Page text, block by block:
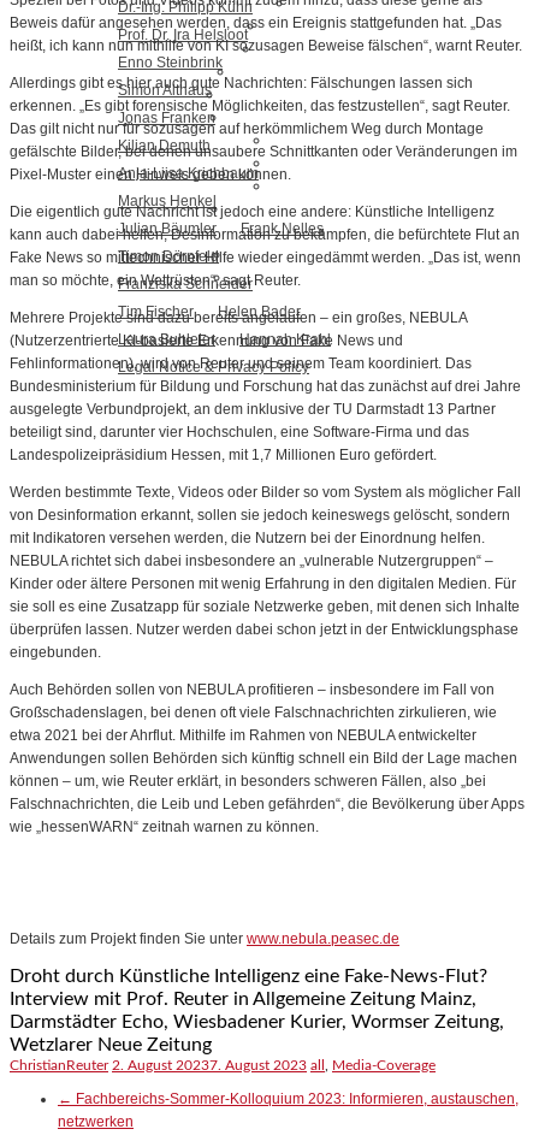
Dr.-Ing. Philipp Kühn
Prof. Dr. Ira Helsloot
Enno Steinbrink
Simon Althaus
Jonas Franken
Kilian Demuth
Anja-Liisa Krichbaum
Markus Henkel
Julian Bäumler
Frank Nelles
Timon Dörnfeld
Franziska Schneider
Tim Fischer
Helen Bader
Laura Buhleier
Hannah Krahl
Legal Notice & Privacy Policy
Beweis dafür angesehen werden, dass ein Ereignis stattgefunden hat. „Das
heißt, ich kann nun mithilfe von KI sozusagen Beweise fälschen“, warnt Reuter.
Allerdings gibt es hier auch gute Nachrichten: Fälschungen lassen sich
erkennen. „Es gibt forensische Möglichkeiten, das festzustellen“, sagt Reuter.
Das gilt nicht nur für sozusagen auf herkömmlichem Weg durch Montage
gefälschte Bilder, bei denen unsaubere Schnittkanten oder Veränderungen im
Pixel-Muster einen Hinweis geben können.
Die eigentlich gute Nachricht ist jedoch eine andere: Künstliche Intelligenz
kann auch dabei helfen, Desinformation zu bekämpfen, die befürchtete Flut an
Fake News so mittechnischer Hilfe wieder eingedämmt werden. „Das ist, wenn
man so möchte, ein Wettrüsten“, sagt Reuter.
Mehrere Projekte sind dazu bereits angelaufen – ein großes, NEBULA
(Nutzerzentrierte KI-basierte Erkennung von Fake News und
Fehlinformationen), wird von Reuter und seinem Team koordiniert. Das
Bundesministerium für Bildung und Forschung hat das zunächst auf drei Jahre
ausgelegte Verbundprojekt, an dem inklusive der TU Darmstadt 13 Partner
beteiligt sind, darunter vier Hochschulen, eine Software-Firma und das
Landespolizeipräsidium Hessen, mit 1,7 Millionen Euro gefördert.
Werden bestimmte Texte, Videos oder Bilder so vom System als möglicher Fall
von Desinformation erkannt, sollen sie jedoch keineswegs gelöscht, sondern
mit Indikatoren versehen werden, die Nutzern bei der Einordnung helfen.
NEBULA richtet sich dabei insbesondere an „vulnerable Nutzergruppen“ –
Kinder oder ältere Personen mit wenig Erfahrung in den digitalen Medien. Für
sie soll es eine Zusatzapp für soziale Netzwerke geben, mit denen sich Inhalte
überprüfen lassen. Nutzer werden dabei schon jetzt in der Entwicklungsphase
eingebunden.
Auch Behörden sollen von NEBULA profitieren – insbesondere im Fall von
Großschadenslagen, bei denen oft viele Falschnachrichten zirkulieren, wie
etwa 2021 bei der Ahrflut. Mithilfe im Rahmen von NEBULA entwickelter
Anwendungen sollen Behörden sich künftig schnell ein Bild der Lage machen
können – um, wie Reuter erklärt, in besonders schweren Fällen, also „bei
Falschnachrichten, die Leib und Leben gefährden“, die Bevölkerung über Apps
wie „hessenWARN“ zeitnah warnen zu können.
Details zum Projekt finden Sie unter www.nebula.peasec.de
Droht durch Künstliche Intelligenz eine Fake-News-Flut?
Interview mit Prof. Reuter in Allgemeine Zeitung Mainz,
Darmstädter Echo, Wiesbadener Kurier, Wormser Zeitung,
Wetzlarer Neue Zeitung
ChristianReuter 2. August 20237. August 2023 all Media-Coverage
← Fachbereichs-Sommer-Kolloquium 2023: Informieren, austauschen,
netzwerken